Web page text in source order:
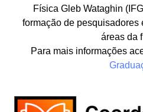
Física Gleb Wataghin
formação de pesquisadores
áreas da
Para mais informações